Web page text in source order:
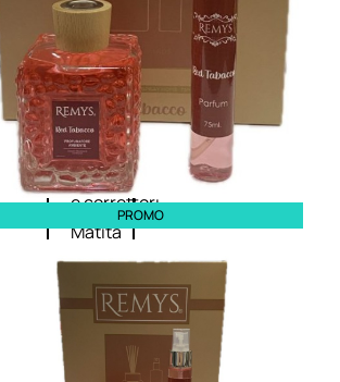
Primer
occhi
Eyeliner
Mascara
Matita
occhi
Antiocchiaie
e correttori
Matita
sopracciglia
Mascara
sopracciglia
Fissante
sopracciglia
PROMO